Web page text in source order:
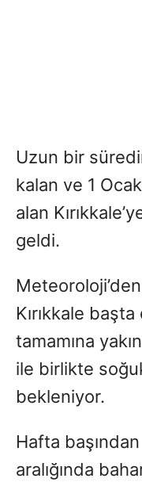
Uzun bir
kalan ve 1
alan
geldi.
Kırıkkale
tamamına
ile birlikte
bekleniyor.
Hafta
aralığında